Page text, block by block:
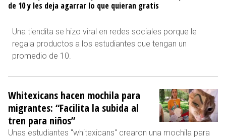
de 10 y les deja agarrar lo que quieran gratis
Una tiendita se hizo viral en redes sociales porque le
regala productos a los estudiantes que tengan un
promedio de 10.
Whitexicans hacen mochila para
migrantes: “Facilita la subida al
tren para niños”
Unas estudiantes "whitexicans" crearon una mochila para